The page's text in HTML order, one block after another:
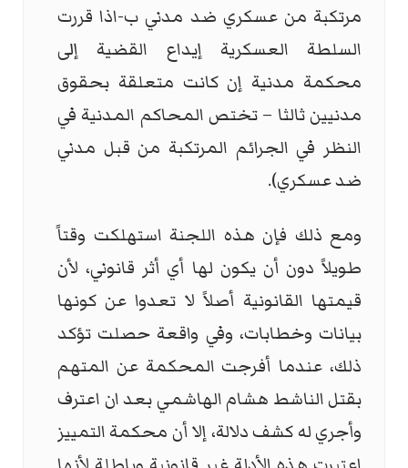
مرتكبة من عسكري ضد مدني ب-اذا قررت
السلطة العسكرية إيداع القضية إلى
محكمة مدنية إن كانت متعلقة بحقوق
مدنيين ثالثا – تختص المحاكم المدنية في
النظر في الجرائم المرتكبة من قبل مدني
ضد عسكري).
ومع ذلك فإن هذه اللجنة استهلكت وقتاً
طويلاً دون أن يكون لها أي أثر قانوني، لأن
قيمتها القانونية أصلاً لا تعدوا عن كونها
بيانات وخطابات، وفي واقعة حصلت تؤكد
ذلك، عندما أفرجت المحكمة عن المتهم
بقتل الناشط هشام الهاشمي بعد ان اعترف
وأجري له كشف دلالة، إلا أن محكمة التمييز